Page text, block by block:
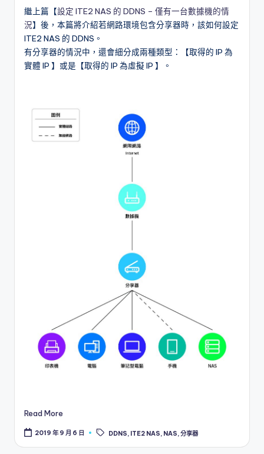
繼上篇【設定 ITE2 NAS 的 DDNS – 僅有一台數據機的情
況】後，本篇將介紹若網路環境包含分享器時，該如何設定
ITE2 NAS 的 DDNS。
有分享器的情況中，還會細分成兩種類型：【取得的 IP 為
實體 IP 】或是【取得的 IP 為虛擬 IP 】。
Read More
2019 年 9 月 6 日
Tags: DDNS ITE2 NAS NAS 分享器